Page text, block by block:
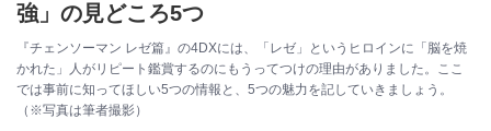
強」の見どころ5つ
『チェンソーマン レゼ篇』の4DXには、「レゼ」というヒロインに「脳を焼
かれた」人がリピート鑑賞するのにもうってつけの理由がありました。ここ
では事前に知ってほしい5つの情報と、5つの魅力を記していきましょう。
（※写真は筆者撮影）